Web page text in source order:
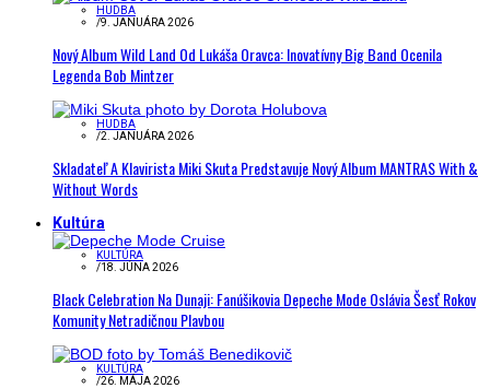
HUDBA
/9. JANUÁRA 2026
Nový Album Wild Land Od Lukáša Oravca: Inovatívny Big Band Ocenila
Legenda Bob Mintzer
HUDBA
/2. JANUÁRA 2026
Skladateľ A Klavirista Miki Skuta Predstavuje Nový Album MANTRAS With &
Without Words
Kultúra
KULTÚRA
/18. JÚNA 2026
Black Celebration Na Dunaji: Fanúšikovia Depeche Mode Oslávia Šesť Rokov
Komunity Netradičnou Plavbou
KULTÚRA
/26. MÁJA 2026